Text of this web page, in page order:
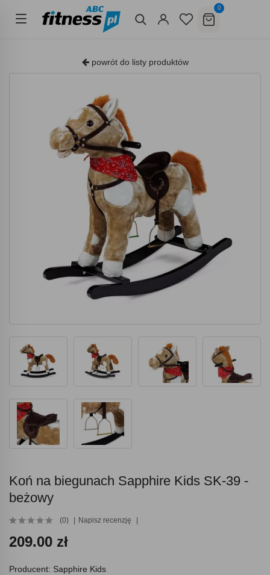
0
powrót do listy produktów
Koń na biegunach Sapphire Kids SK-39 -
beżowy
(0) Napisz recenzję
209.00 zł
Producent: Sapphire Kids